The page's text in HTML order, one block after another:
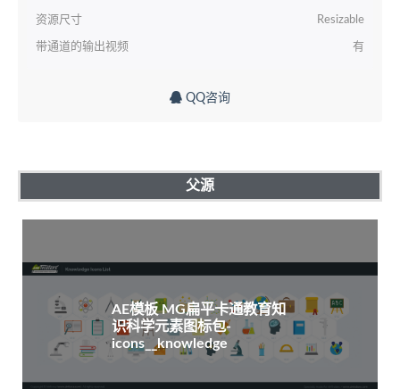
资源尺寸 Resizable
带通道的输出视频 有
QQ咨询
父源
AE模板 MG扁平卡通教育知
识科学元素图标包-
icons__knowledge